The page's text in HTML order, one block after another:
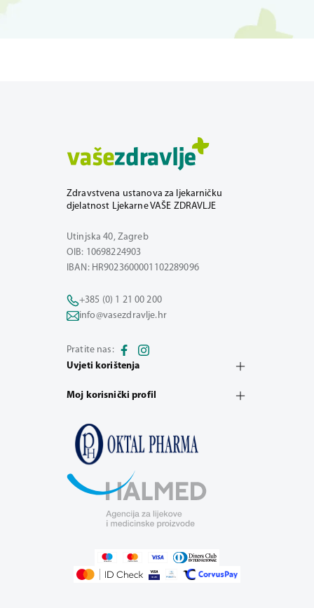
Zdravstvena ustanova za ljekarničku
djelatnost Ljekarne VAŠE ZDRAVLJE
Utinjska 40, Zagreb
OIB: 10698224903
IBAN: HR9023600001102289096
+385 (0) 1 21 00 200
info@vasezdravlje.hr
Pratite nas:
Uvjeti korištenja
Moj korisnički profil